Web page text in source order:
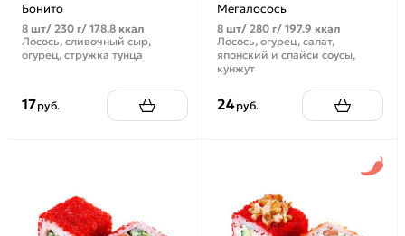
Бонито
8 шт/ 230 г/ 178.8 ккал
Лосось, сливочный сыр,
огурец, стружка тунца
17руб.
Мегалосось
8 шт/ 280 г/ 197.9 ккал
Лосось, огурец, салат,
японский и спайси соусы,
кунжут
24руб.